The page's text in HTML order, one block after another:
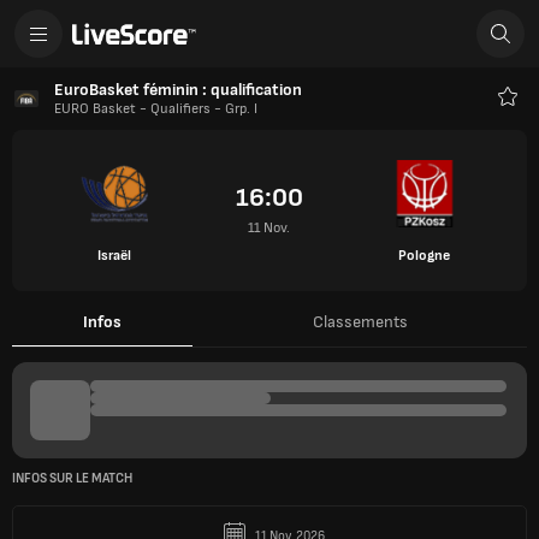
EuroBasket féminin : qualification
EURO Basket - Qualifiers - Grp. I
Israël
16:00
11 Nov.
Pologne
Infos Classements
INFOS SUR LE MATCH
11 Nov. 2026